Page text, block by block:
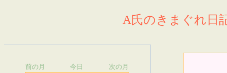
A氏のきまぐれ日
前の月 今日 次の月